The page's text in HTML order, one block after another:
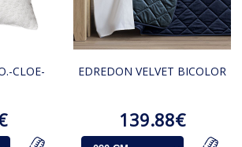
CLOE- EDREDON VELVET BICOLOR
139.88€